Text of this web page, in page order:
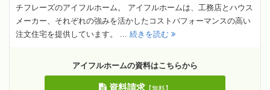
チフレーズのアイフルホーム。 アイフルホームは、工務店とハウス
メーカー、それぞれの強みを活かしたコストパフォーマンスの高い
注文住宅を提供しています。 ... 続きを読む
アイフルホームの資料はこちらから
資料請求【無料】